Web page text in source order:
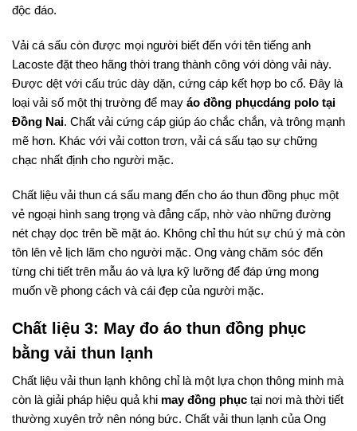
độc đáo.
Vải cá sấu còn được mọi người biết đến với tên tiếng anh
Lacoste đặt theo hãng thời trang thành công với dòng vải này.
Được dệt với cấu trúc dày dặn, cứng cáp kết hợp bo cổ. Đây là
loại vải số một thị trường để may áo đồng phụcdáng polo tại
Đồng Nai. Chất vải cứng cáp giúp áo chắc chắn, và trông mạnh
mẽ hơn. Khác với vải cotton trơn, vải cá sấu tạo sự chững
chạc nhất định cho người mặc.
Chất liệu vải thun cá sấu mang đến cho áo thun đồng phục một
vẻ ngoại hình sang trọng và đẳng cấp, nhờ vào những đường
nét chạy dọc trên bề mặt áo. Không chỉ thu hút sự chú ý mà còn
tôn lên vẻ lịch lãm cho người mặc. Ong vàng chăm sóc đến
từng chi tiết trên mẫu áo và lựa kỹ lưỡng để đáp ứng mong
muốn về phong cách và cái đẹp của người mặc.
Chất liệu 3: May đo áo thun đồng phục
bằng vải thun lạnh
Chất liệu vải thun lạnh không chỉ là một lựa chọn thông minh mà
còn là giải pháp hiệu quả khi may đồng phục tại nơi mà thời tiết
thường xuyên trở nên nóng bức. Chất vải thun lạnh của Ong